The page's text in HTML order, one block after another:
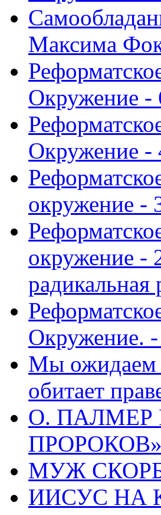
Максима
Окружение -
Окружение
окружение -
окружение -
радикальная
Окружение.
Мы ожидаем
обитает
О. ПАЛМЕР
ПРОРОКОВ»
МУЖ
ИИСУС НА